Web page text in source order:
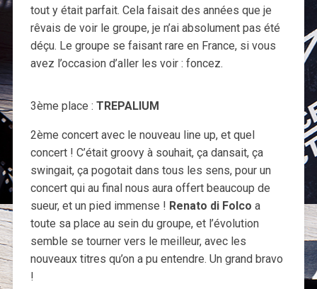
tout y était parfait. Cela faisait des années que je
rêvais de voir le groupe, je n’ai absolument pas été
déçu. Le groupe se faisant rare en France, si vous
avez l’occasion d’aller les voir : foncez.
3ème place : TREPALIUM
2ème concert avec le nouveau line up, et quel
concert ! C’était groovy à souhait, ça dansait, ça
swingait, ça pogotait dans tous les sens, pour un
concert qui au final nous aura offert beaucoup de
sueur, et un pied immense ! Renato di Folco a
toute sa place au sein du groupe, et l’évolution
semble se tourner vers le meilleur, avec les
nouveaux titres qu’on a pu entendre. Un grand bravo
!